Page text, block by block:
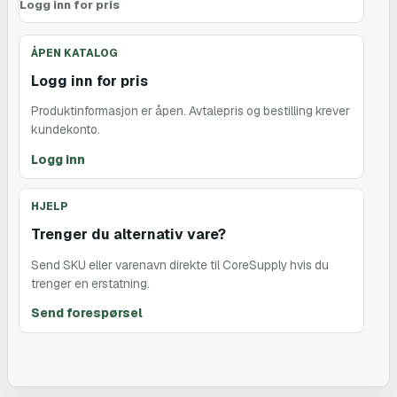
Logg inn for pris
ÅPEN KATALOG
Logg inn for pris
Produktinformasjon er åpen. Avtalepris og bestilling krever
kundekonto.
Logg inn
HJELP
Trenger du alternativ vare?
Send SKU eller varenavn direkte til CoreSupply hvis du
trenger en erstatning.
Send forespørsel